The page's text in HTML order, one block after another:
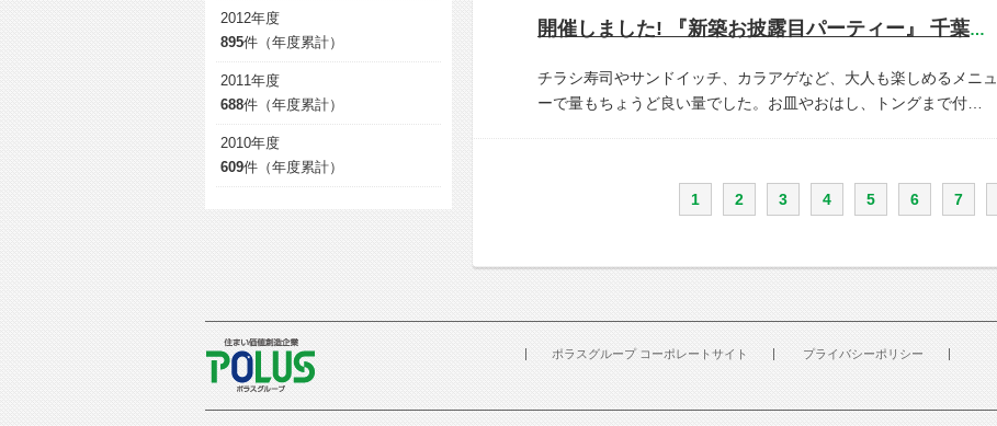
開催しました! 『新築お披露目パーティー』 千葉県船橋市 U様宅
チラシ寿司やサンドイッチ、カラアゲなど、大人も楽しめるメニュ
ーで量もちょうど良い量でした。お皿やおはし、トングまで付…
1 2 3 4 5 6 7
2012年度
895件（年度累計）
2011年度
688件（年度累計）
2010年度
609件（年度累計）
ポラスグループ コーポレートサイト
プライバシーポリシー